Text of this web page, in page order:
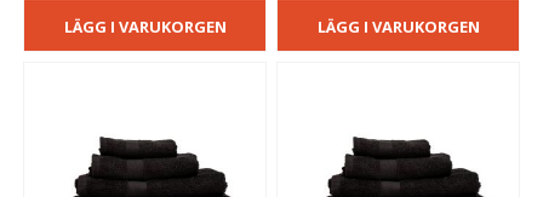
LÄGG I VARUKORGEN LÄGG I VARUKORGEN